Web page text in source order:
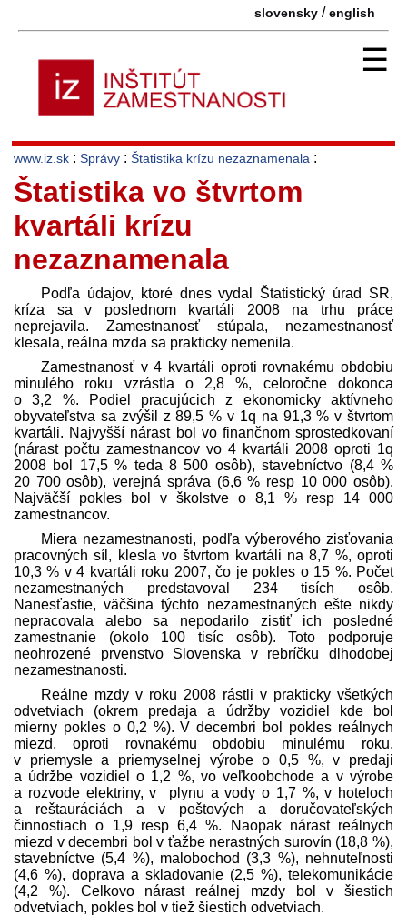
slovensky /english
☰
www.iz.sk : Správy : Štatistika krízu nezaznamenala :
Štatistika vo štvrtom
kvartáli krízu
nezaznamenala
Podľa údajov, ktoré dnes vydal Štatistický úrad SR,
kríza sa v poslednom kvartáli 2008 na trhu práce
neprejavila. Zamestnanosť stúpala, nezamestnanosť
klesala, reálna mzda sa prakticky nemenila.
Zamestnanosť v 4 kvartáli oproti rovnakému obdobiu
minulého roku vzrástla o 2,8 %, celoročne dokonca
o 3,2 %. Podiel pracujúcich z ekonomicky aktívneho
obyvateľstva sa zvýšil z 89,5 % v 1q na 91,3 % v štvrtom
kvartáli. Najvyšší nárast bol vo finančnom sprostedkovaní
(nárast počtu zamestnancov vo 4 kvartáli 2008 oproti 1q
2008 bol 17,5 % teda 8 500 osôb), stavebníctvo (8,4 %
20 700 osôb), verejná správa (6,6 % resp 10 000 osôb).
Najväčší pokles bol v školstve o 8,1 % resp 14 000
zamestnancov.
Miera nezamestnanosti, podľa výberového zisťovania
pracovných síl, klesla vo štvrtom kvartáli na 8,7 %, oproti
10,3 % v 4 kvartáli roku 2007, čo je pokles o 15 %. Počet
nezamestnaných pred­stavoval 234 tisích osôb.
Nanesťastie, väčšina týchto nezamestnaných ešte nikdy
nepracovala alebo sa nepodarilo zistiť ich posledné
zamestnanie (okolo 100 tisíc osôb). Toto podporuje
neohrozené prvenstvo Slovenska v rebríčku dlhodobej
nezamestnanosti.
Reálne mzdy v roku 2008 rástli v prakticky všetkých
odvetviach (okrem pred­aja a údržby vozidiel kde bol
mierny pokles o 0,2 %). V decembri bol pokles reálnych
miezd, oproti rovnakému obdobiu minulému roku,
v priemysle a priemyselnej výrobe o 0,5 %, v pred­aji
a údržbe vozidiel o 1,2 %, vo veľkoobchode a v výrobe
a rozvode elektriny, v plynu a vody o 1,7 %, v hoteloch
a reštauráciách a v poštových a doručovateľských
činnostiach o 1,9 resp 6,4 %. Naopak nárast reálnych
miezd v decembri bol v ťažbe nerastných surovín (18,8 %),
stavebníctve (5,4 %), malobochod (3,3 %), nehnuteľnosti
(4,6 %), doprava a skladovanie (2,5 %), telekomunikácie
(4,2 %). Celkovo nárast reálnej mzdy bol v šiestich
odvetviach, pokles bol v tiež šiestich odvetviach.